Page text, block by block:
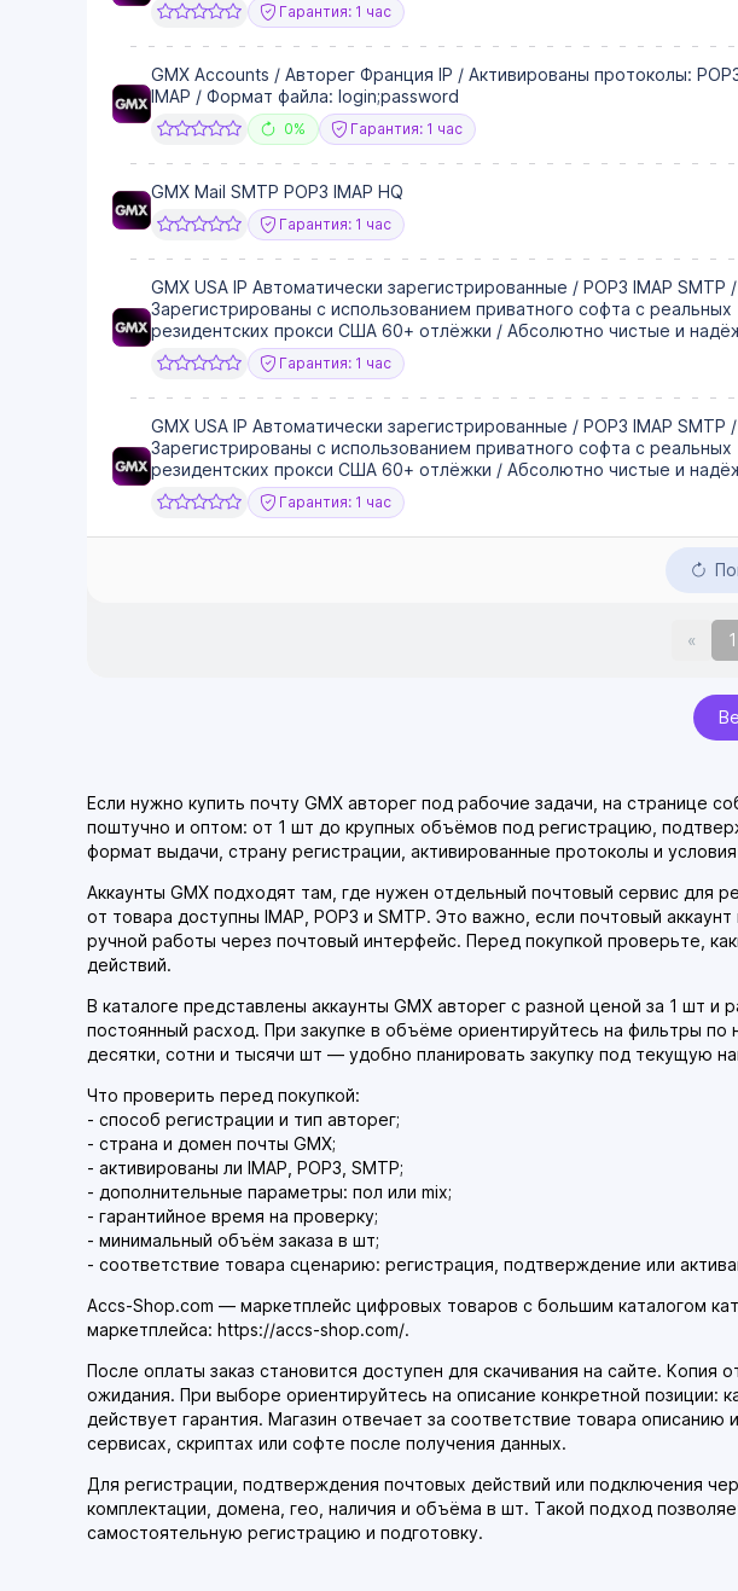
Гарантия: 1 час
GMX Accounts / Авторег Франция IP / Активированы протоколы:
IMAP / Формат файла: login;password
0% Гарантия: 1 час
GMX Mail SMTP POP3 IMAP HQ
Гарантия: 1 час
GMX USA IP Автоматически зарегистрированные / POP3 IMAP SMTP /
Зарегистрированы с использованием приватного софта с реальных
резидентских прокси США 60+ отлёжки / Абсолютно чистые и
Гарантия: 1 час
GMX USA IP Автоматически зарегистрированные / POP3 IMAP SMTP /
Зарегистрированы с использованием приватного софта с реальных
резидентских прокси США 60+ отлёжки / Абсолютно чистые и
Гарантия: 1 час
« 1
Если нужно купить почту GMX авторег под рабочие задачи, на странице
поштучно и оптом: от 1 шт до крупных объёмов под регистрацию,
формат выдачи, страну регистрации, активированные протоколы и условия
Аккаунты GMX подходят там, где нужен отдельный почтовый сервис для
от товара доступны IMAP, POP3 и SMTP. Это важно, если почтовый
ручной работы через почтовый интерфейс. Перед покупкой проверьте,
действий.
В каталоге представлены аккаунты GMX авторег с разной ценой за 1 шт
постоянный расход. При закупке в объёме ориентируйтесь на фильтры
десятки, сотни и тысячи шт — удобно планировать закупку под текущую
Что проверить перед покупкой:
- способ регистрации и тип авторег;
- страна и домен почты GMX;
- активированы ли IMAP, POP3, SMTP;
- дополнительные параметры: пол или mix;
- гарантийное время на проверку;
- минимальный объём заказа в шт;
- соответствие товара сценарию: регистрация, подтверждение или
Accs-Shop.com — маркетплейс цифровых товаров с большим каталогом
маркетплейса: https://accs-shop.com/.
После оплаты заказ становится доступен для скачивания на сайте.
ожидания. При выборе ориентируйтесь на описание конкретной позиции:
действует гарантия. Магазин отвечает за соответствие товара
сервисах, скриптах или софте после получения данных.
Для регистрации, подтверждения почтовых действий или подключения
комплектации, домена, гео, наличия и объёма в шт. Такой подход
самостоятельную регистрацию и подготовку.